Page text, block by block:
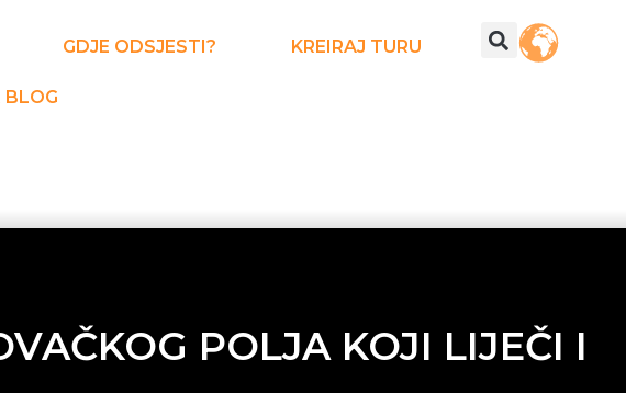
GDJE ODSJESTI? KREIRAJ TURU
BLOG
POLJA KOJI LIJEČI I